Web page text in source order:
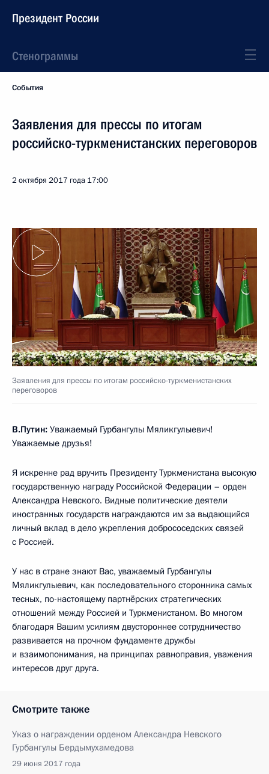
Президент России
Стенограммы
События
Заявления для прессы по итогам
российско-туркменистанских переговоров
2 октября 2017 года 17:00
Заявления для прессы по итогам российско-туркменистанских
переговоров
В.Путин: Уважаемый Гурбангулы Мяликгулыевич!
Уважаемые друзья!
Я искренне рад вручить Президенту Туркменистана высокую
государственную награду Российской Федерации – орден
Александра Невского. Видные политические деятели
иностранных государств награждаются им за выдающийся
личный вклад в дело укрепления добрососедских связей
с Россией.
У нас в стране знают Вас, уважаемый Гурбангулы
Мяликгулыевич, как последовательного сторонника самых
тесных, по-настоящему партнёрских стратегических
отношений между Россией и Туркменистаном. Во многом
благодаря Вашим усилиям двустороннее сотрудничество
развивается на прочном фундаменте дружбы
и взаимопонимания, на принципах равноправия, уважения
интересов друг друга.
Смотрите также
Указ о награждении орденом Александра Невского
Гурбангулы Бердымухамедова
29 июня 2017 года